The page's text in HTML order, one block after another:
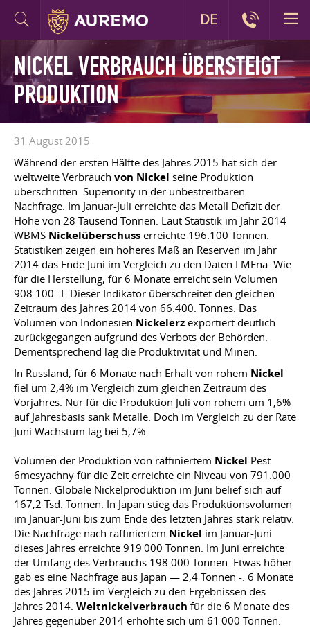
NICKEL VERBRAUCH ÜBERSTEIGT
PRODUKTION
31 August 2015
Während der ersten Hälfte des Jahres 2015 hat sich der
weltweite Verbrauch von Nickel seine Produktion
überschritten. Superiority in der unbestreitbaren
Nachfrage. Im Januar-Juli erreichte das Metall Defizit der
Höhe von 28 Tausend Tonnen. Laut Statistik im Jahr 2014
WBMS Nickelüberschuss erreichte 196.100 Tonnen.
Statistiken zeigen ein höheres Maß an Reserven im Jahr
2014 das Ende Juni im Vergleich zu den Daten LMEna. Wie
für die Herstellung, für 6 Monate erreicht sein Volumen
908.100. T. Dieser Indikator überschreitet den gleichen
Zeitraum des Jahres 2014 von 66.400. Tonnes. Das
Volumen von Indonesien Nickelerz exportiert deutlich
zurückgegangen aufgrund des Verbots der Behörden.
Dementsprechend lag die Produktivität und Minen.
In Russland, für 6 Monate nach Erhalt von rohem Nickel
fiel um 2,4% im Vergleich zum gleichen Zeitraum des
Vorjahres. Nur für die Produktion Juli von rohem um 1,6%
auf Jahresbasis sank Metalle. Doch im Vergleich zu der Rate
Juni Wachstum lag bei 5,7%.
Volumen der Produktion von raffiniertem Nickel Pest
6mesyachny für die Zeit erreichte ein Niveau von 791.000
Tonnen. Globale Nickelproduktion im Juni belief sich auf
167,2 Tsd. Tonnen. In Japan stieg das Produktionsvolumen
im Januar-Juni bis zum Ende des letzten Jahres stark relativ.
Die Nachfrage nach raffiniertem Nickel im Januar-Juni
dieses Jahres erreichte 919 000 Tonnen. Im Juni erreichte
der Umfang des Verbrauchs 198.000 Tonnen. Etwas höher
gab es eine Nachfrage aus Japan — 2,4 Tonnen -. 6 Monate
des Jahres 2015 im Vergleich zu den Ergebnissen des
Jahres 2014. Weltnickelverbrauch für die 6 Monate des
Jahres gegenüber 2014 erhöhte sich um 61 000 Tonnen.
DE